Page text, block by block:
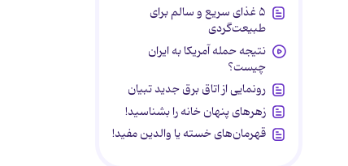
۵ غذای سریع و سالم برای
طبیعت‌گردی
نتیجه حمله آمریکا به ایران
چیست؟
رونمایی از اتاق برق جدید تبیان
زهرهای پنهان خانه را بشناسید!
قهرمان‌های خسته یا والدین مفید!